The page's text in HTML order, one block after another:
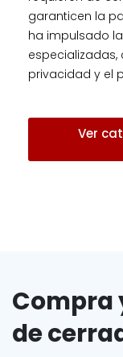
garanticen la
ha impulsado
privacidad y el
Ver
Compra
de